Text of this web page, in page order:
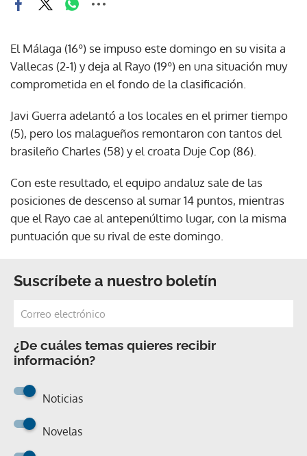
El Málaga (16º) se impuso este domingo en su visita a
Vallecas (2-1) y deja al Rayo (19º) en una situación muy
comprometida en el fondo de la clasificación.
Javi Guerra adelantó a los locales en el primer tiempo
(5), pero los malagueños remontaron con tantos del
brasileño Charles (58) y el croata Duje Cop (86).
Con este resultado, el equipo andaluz sale de las
posiciones de descenso al sumar 14 puntos, mientras
que el Rayo cae al antepenúltimo lugar, con la misma
puntuación que su rival de este domingo.
Suscríbete a nuestro boletín
¿De cuáles temas quieres recibir
información?
Noticias
Novelas